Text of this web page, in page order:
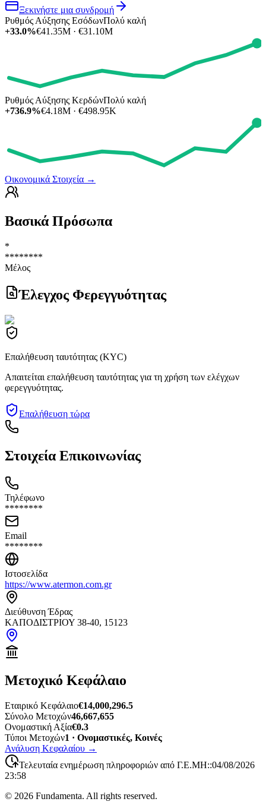
Ξεκινήστε μια συνδρομή
Ρυθμός Αύξησης ΕσόδωνΠολύ καλή
+33.0%€41.35M · €31.10M
Ρυθμός Αύξησης ΚερδώνΠολύ καλή
+736.9%€4.18M · €498.95K
Οικονομικά Στοιχεία →
Βασικά Πρόσωπα
*
********
Μέλος
Έλεγχος Φερεγγυότητας
Επαλήθευση ταυτότητας (KYC)
Απαιτείται επαλήθευση ταυτότητας για τη χρήση των ελέγχων
φερεγγυότητας.
Επαλήθευση τώρα
Στοιχεία Επικοινωνίας
Τηλέφωνο
********
Email
********
Ιστοσελίδα
https://www.atermon.com.gr
Διεύθυνση Έδρας
ΚΑΠΟΔΙΣΤΡΙΟΥ 38-40, 15123
Μετοχικό Κεφάλαιο
Εταιρικό Κεφάλαιο€14,000,296.5
Σύνολο Μετοχών46,667,655
Ονομαστική Αξία€0.3
Τύποι Μετοχών1 · Ονομαστικές, Κοινές
Ανάλυση Κεφαλαίου →
Τελευταία ενημέρωση πληροφοριών από Γ.Ε.ΜΗ::04/08/2026
23:58
© 2026 Fundamenta. All rights reserved.